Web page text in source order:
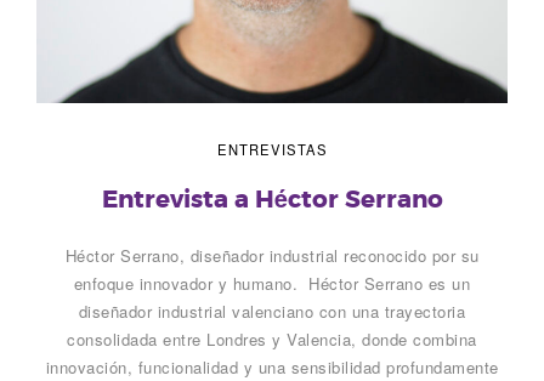
ENTREVISTAS
Entrevista a Héctor Serrano
Héctor Serrano, diseñador industrial reconocido por su
enfoque innovador y humano. Héctor Serrano es un
diseñador industrial valenciano con una trayectoria
consolidada entre Londres y Valencia, donde combina
innovación, funcionalidad y una sensibilidad profundamente